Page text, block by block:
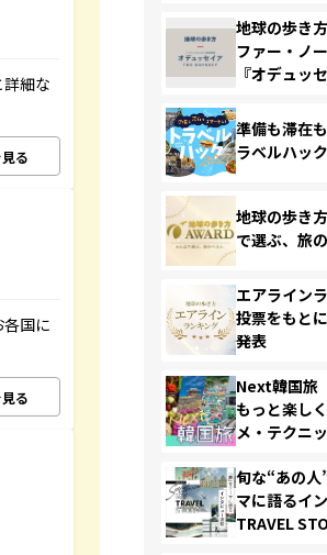
細な
る
国に
る
地球の歩き
ファー・ノ
『オデュッ
準備も滞在
ラベルハッ
地球の歩き
で選ぶ、旅
エアライン
投票をもと
発表
Next韓国旅
もっと楽し
メ・テクニ
旬な“あの人
マに語るイ
TRAVEL